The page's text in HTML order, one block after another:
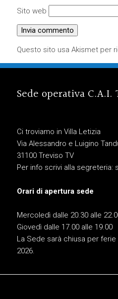
Sito web
Questo sito usa Akismet per
Sede operativa C.A.I.
Ci troviamo in Villa Letizia
Via Alessandro e Luigino
31100 Treviso TV
Per info scrivi alla segreteria:
Orari di apertura sede
Mercoledì dalle 20.30 alle
Giovedì dalle 17.00 alle 19.00
La Sede sarà chiusa per
2026.